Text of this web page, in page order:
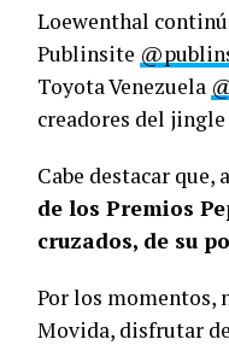
Loewenthal
Publinsite
Toyota Venezuela
creadores del
Cabe destacar que,
de los Premios
cruzados, de su
Por los momentos,
Movida, disfrutar